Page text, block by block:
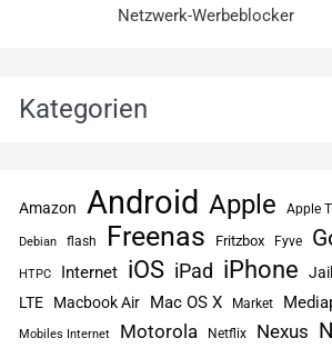
Netzwerk-Werbeblocker
Kategorien
Amazon Android Apple Apple
Debian flash Freenas Fritzbox Fyve
HTPC Internet iOS iPad iPhone
LTE Macbook Air Mac OS X Market
Mobiles Internet Motorola Netflix Nexus